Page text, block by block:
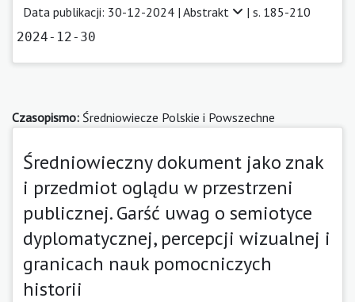
Data publikacji: 30-12-2024 | Abstrakt | s. 185-210
2024-12-30
Czasopismo: Średniowiecze Polskie i Powszechne
Średniowieczny dokument jako znak
i przedmiot oglądu w przestrzeni
publicznej. Garść uwag o semiotyce
dyplomatycznej, percepcji wizualnej i
granicach nauk pomocniczych
historii